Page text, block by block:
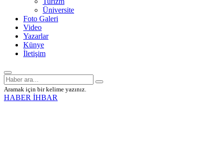
Üniversite
Foto Galeri
Video
Yazarlar
Künye
İletişim
Aramak için bir kelime yazınız.
HABER İHBAR